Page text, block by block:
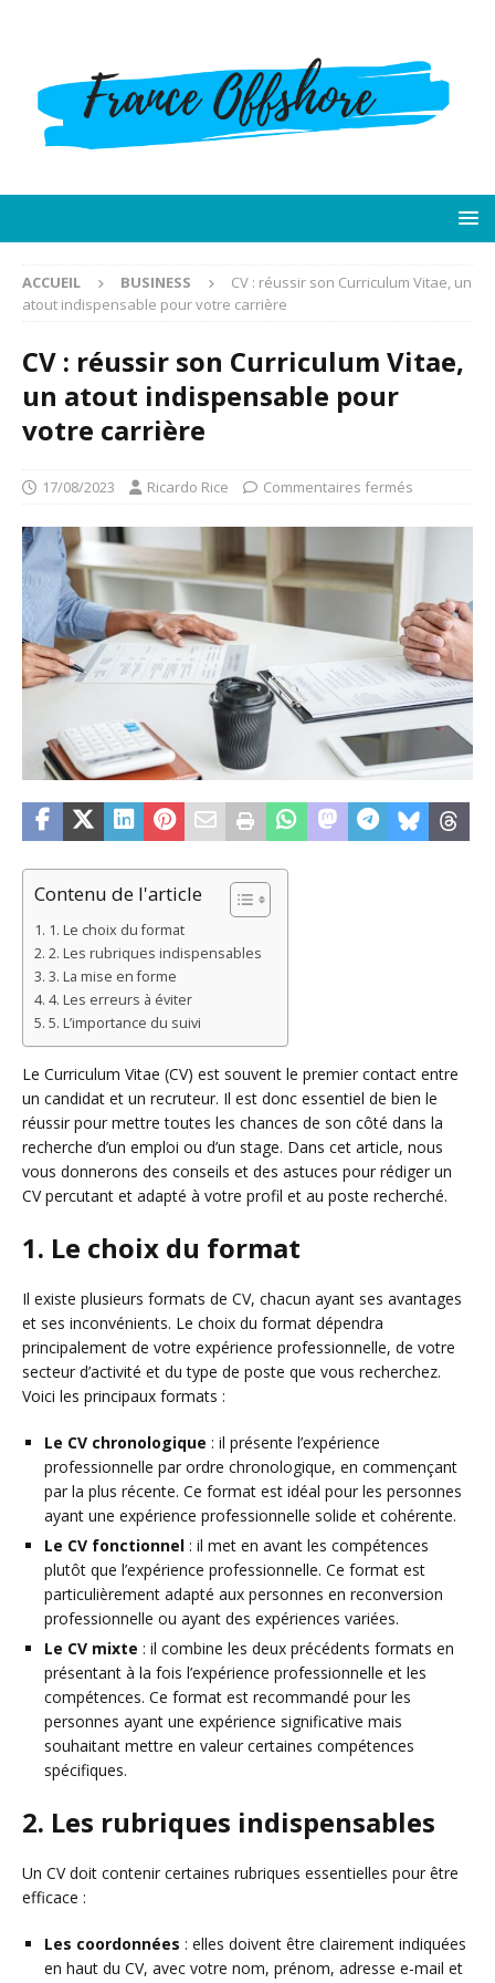
ACCUEIL BUSINESS
CV : réussir son Curriculum Vitae, un
atout indispensable pour votre carrière
CV : réussir son Curriculum Vitae,
un atout indispensable pour
votre carrière
17/08/2023 Ricardo Rice Commentaires fermés
Contenu de l'article
1. Le choix du format
2. Les rubriques indispensables
3. La mise en forme
4. Les erreurs à éviter
5. L’importance du suivi
Le Curriculum Vitae (CV) est souvent le premier contact entre
un candidat et un recruteur. Il est donc essentiel de bien le
réussir pour mettre toutes les chances de son côté dans la
recherche d’un emploi ou d’un stage. Dans cet article, nous
vous donnerons des conseils et des astuces pour rédiger un
CV percutant et adapté à votre profil et au poste recherché.
1. Le choix du format
Il existe plusieurs formats de CV, chacun ayant ses avantages
et ses inconvénients. Le choix du format dépendra
principalement de votre expérience professionnelle, de votre
secteur d’activité et du type de poste que vous recherchez.
Voici les principaux formats :
Le CV chronologique : il présente l’expérience
professionnelle par ordre chronologique, en commençant
par la plus récente. Ce format est idéal pour les personnes
ayant une expérience professionnelle solide et cohérente.
Le CV fonctionnel : il met en avant les compétences
plutôt que l’expérience professionnelle. Ce format est
particulièrement adapté aux personnes en reconversion
professionnelle ou ayant des expériences variées.
Le CV mixte : il combine les deux précédents formats en
présentant à la fois l’expérience professionnelle et les
compétences. Ce format est recommandé pour les
personnes ayant une expérience significative mais
souhaitant mettre en valeur certaines compétences
spécifiques.
2. Les rubriques indispensables
Un CV doit contenir certaines rubriques essentielles pour être
efficace :
Les coordonnées : elles doivent être clairement indiquées
en haut du CV, avec votre nom, prénom, adresse e-mail et